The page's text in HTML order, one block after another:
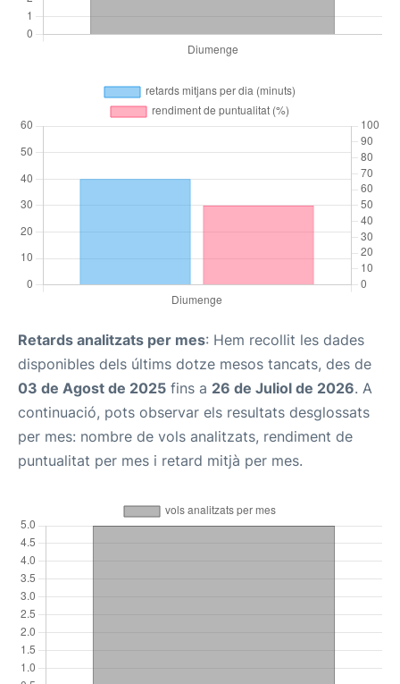
Retards analitzats per mes: Hem recollit les dades
disponibles dels últims dotze mesos tancats, des de
03 de Agost de 2025 fins a 26 de Juliol de 2026. A
continuació, pots observar els resultats desglossats
per mes: nombre de vols analitzats, rendiment de
puntualitat per mes i retard mitjà per mes.